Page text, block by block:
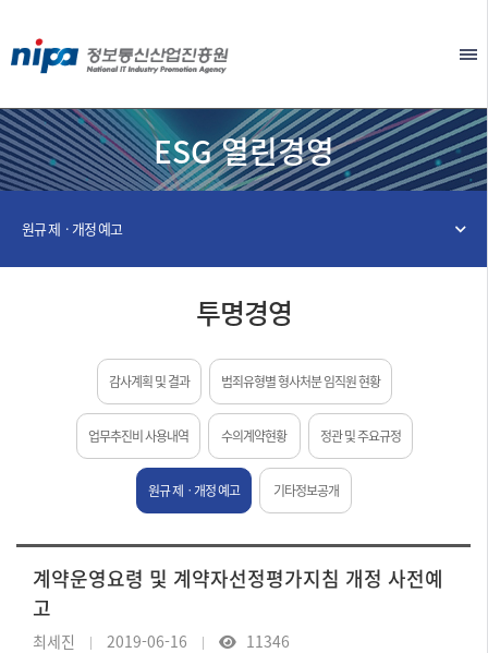
ESG 열린경영
원규 제ㆍ개정 예고
투명경영
감사계획 및 결과 범죄유형별 형사처분 임직원 현황
업무추진비 사용내역 수의계약현황 정관 및 주요규정
원규 제ㆍ개정 예고 기타정보공개
계약운영요령 및 계약자선정평가지침 개정 사전예
고
최세진 2019-06-16 11346